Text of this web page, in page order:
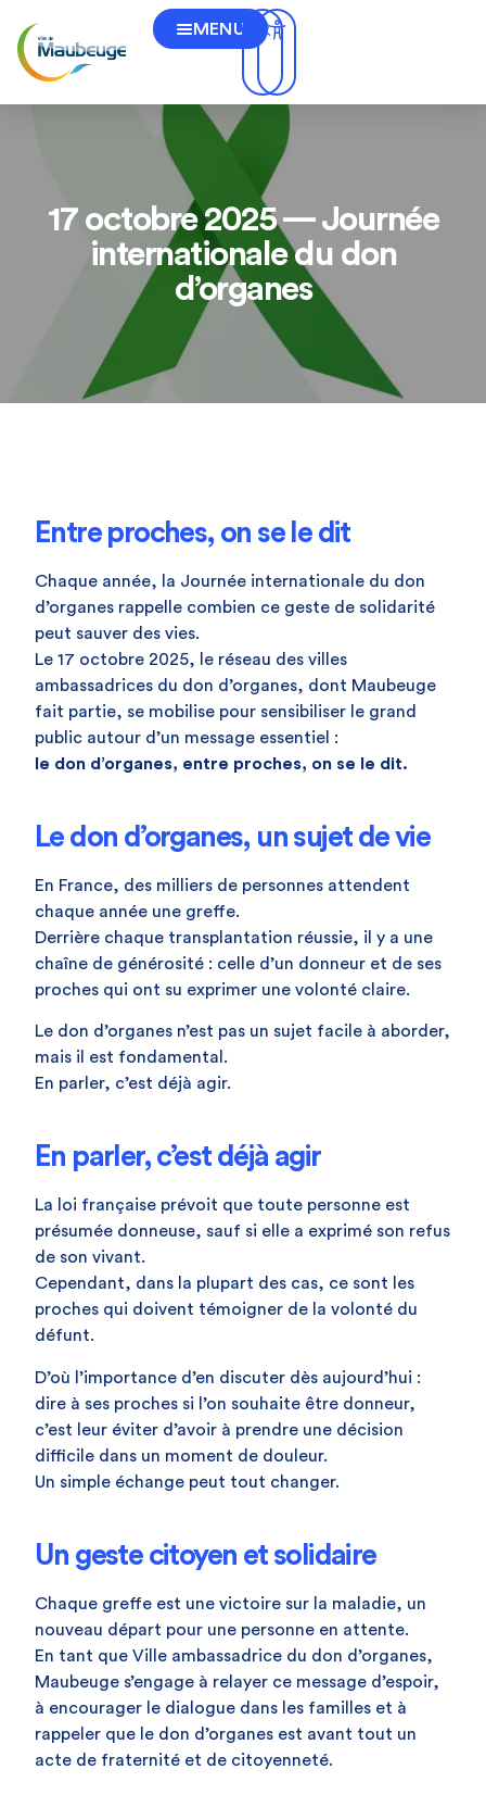
MENU
17 octobre 2025 — Journée
internationale du don
d’organes
Entre proches, on se le dit
Chaque année, la Journée internationale du don
d’organes rappelle combien ce geste de solidarité
peut sauver des vies.
Le 17 octobre 2025, le réseau des villes
ambassadrices du don d’organes, dont Maubeuge
fait partie, se mobilise pour sensibiliser le grand
public autour d’un message essentiel :
le don d’organes, entre proches, on se le dit.
Le don d’organes, un sujet de vie
En France, des milliers de personnes attendent
chaque année une greffe.
Derrière chaque transplantation réussie, il y a une
chaîne de générosité : celle d’un donneur et de ses
proches qui ont su exprimer une volonté claire.
Le don d’organes n’est pas un sujet facile à aborder,
mais il est fondamental.
En parler, c’est déjà agir.
En parler, c’est déjà agir
La loi française prévoit que toute personne est
présumée donneuse, sauf si elle a exprimé son refus
de son vivant.
Cependant, dans la plupart des cas, ce sont les
proches qui doivent témoigner de la volonté du
défunt.
D’où l’importance d’en discuter dès aujourd’hui :
dire à ses proches si l’on souhaite être donneur,
c’est leur éviter d’avoir à prendre une décision
difficile dans un moment de douleur.
Un simple échange peut tout changer.
Un geste citoyen et solidaire
Chaque greffe est une victoire sur la maladie, un
nouveau départ pour une personne en attente.
En tant que Ville ambassadrice du don d’organes,
Maubeuge s’engage à relayer ce message d’espoir,
à encourager le dialogue dans les familles et à
rappeler que le don d’organes est avant tout un
acte de fraternité et de citoyenneté.